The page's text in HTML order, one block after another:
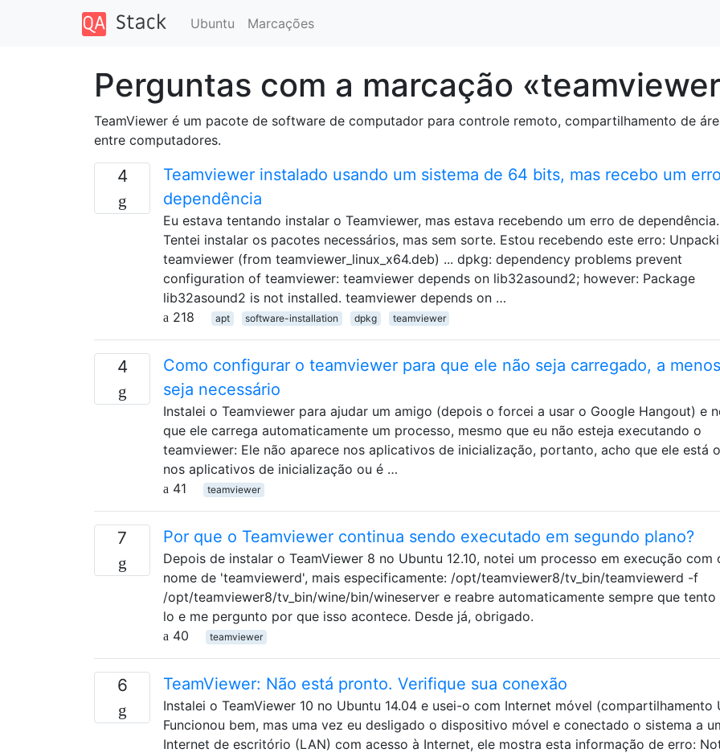
Ubuntu Marcações
Perguntas com a marcação
TeamViewer é um pacote de software de computador para controle remoto, compartilhamento de
entre computadores.
4
Teamviewer instalado usando um sistema de 64 bits, mas recebo um
dependência
Eu estava tentando instalar o Teamviewer, mas estava recebendo um erro de dependência.
Tentei instalar os pacotes necessários, mas sem sorte. Estou recebendo este erro:
teamviewer (from teamviewer_linux_x64.deb) ... dpkg: dependency problems prevent
configuration of teamviewer: teamviewer depends on lib32asound2; however: Package
lib32asound2 is not installed. teamviewer depends on …
218
apt software-installation dpkg teamviewer
4
Como configurar o teamviewer para que ele não seja carregado, a
seja necessário
Instalei o Teamviewer para ajudar um amigo (depois o forcei a usar o Google Hangout) e
que ele carrega automaticamente um processo, mesmo que eu não esteja executando o
teamviewer: Ele não aparece nos aplicativos de inicialização, portanto, acho que ele está
nos aplicativos de inicialização ou é …
41
teamviewer
7 Por que o Teamviewer continua sendo executado em segundo plano?
Depois de instalar o TeamViewer 8 no Ubuntu 12.10, notei um processo em execução com
nome de 'teamviewerd', mais especificamente: /opt/teamviewer8/tv_bin/teamviewerd -f
/opt/teamviewer8/tv_bin/wine/bin/wineserver e reabre automaticamente sempre que
lo e me pergunto por que isso acontece. Desde já, obrigado.
40
teamviewer
6 TeamViewer: Não está pronto. Verifique sua conexão
Instalei o TeamViewer 10 no Ubuntu 14.04 e usei-o com Internet móvel (compartilhamento
Funcionou bem, mas uma vez eu desligado o dispositivo móvel e conectado o sistema a
Internet de escritório (LAN) com acesso à Internet, ele mostra esta informação de erro: